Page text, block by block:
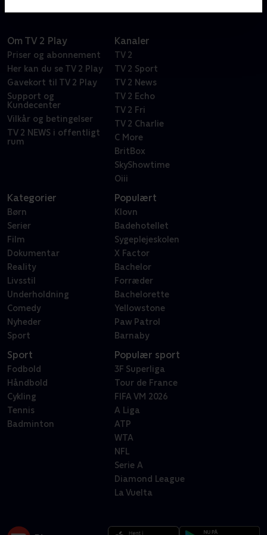
Om TV 2 Play
Priser og abonnement
Her kan du se TV 2 Play
Gavekort til TV 2 Play
Support og
Kundecenter
Vilkår og betingelser
TV 2 NEWS i offentligt
rum
Kanaler
TV 2
TV 2 Sport
TV 2 News
TV 2 Echo
TV 2 Fri
TV 2 Charlie
C More
BritBox
SkyShowtime
Oiii
Kategorier
Børn
Serier
Film
Dokumentar
Reality
Livsstil
Underholdning
Comedy
Nyheder
Sport
Populært
Klovn
Badehotellet
Sygeplejeskolen
X Factor
Bachelor
Forræder
Bachelorette
Yellowstone
Paw Patrol
Barnaby
Sport
Fodbold
Håndbold
Cykling
Tennis
Badminton
Populær sport
3F Superliga
Tour de France
FIFA VM 2026
A Liga
ATP
WTA
NFL
Serie A
Diamond League
La Vuelta